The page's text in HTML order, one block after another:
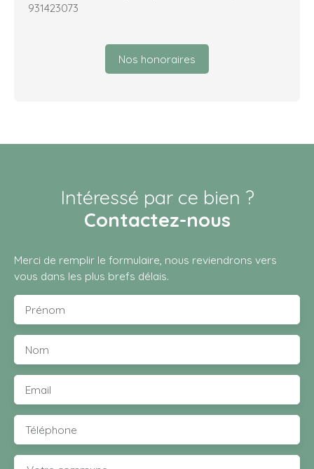
931423073
Nos honoraires
Intéressé par ce bien ?
Contactez-nous
Merci de remplir le formulaire, nous reviendrons vers
vous dans les plus brefs délais.
Prénom
Nom
Email
Téléphone